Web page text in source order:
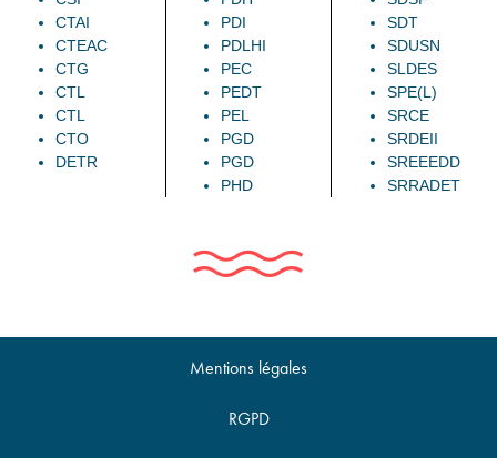
CTAI
CTEAC
CTG
CTL
CTL
CTO
DETR
PDI
PDLHI
PEC
PEDT
PEL
PGD
PGD
PHD
SDT
SDUSN
SLDES
SPE(L)
SRCE
SRDEII
SREEEDD
SRRADET
Mentions légales
RGPD